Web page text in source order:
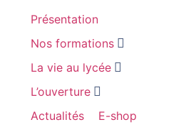
Présentation
Nos formations
La vie au lycée
L’ouverture
Actualités
E-shop